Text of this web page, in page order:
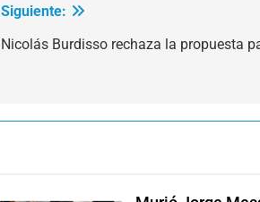
Siguiente:
Nicolás Burdisso rechaza la propuesta